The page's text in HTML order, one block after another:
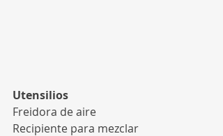
Utensilios
Freidora de aire
Recipiente para mezclar